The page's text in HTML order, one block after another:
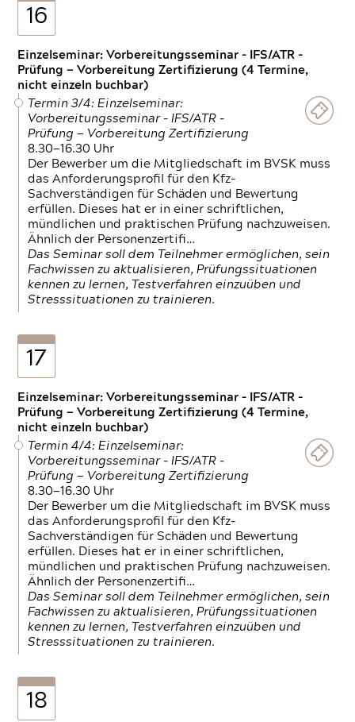
16
Einzelseminar: Vorbereitungsseminar - IFS/ATR -
Prüfung — Vorbereitung Zertifizierung (4 Termine,
nicht einzeln buchbar)
Termin 3/4: Einzelseminar:
Vorbereitungsseminar - IFS/ATR -
Prüfung — Vorbereitung Zertifizierung
8.30—16.30 Uhr
Der Bewerber um die Mitgliedschaft im BVSK muss
das Anforderungsprofil für den Kfz-
Sachverständigen für Schäden und Bewertung
erfüllen. Dieses hat er in einer schriftlichen,
mündlichen und praktischen Prüfung nachzuweisen.
Ähnlich der Personenzertifi…
Das Seminar soll dem Teilnehmer ermöglichen, sein
Fachwissen zu aktualisieren, Prüfungssituationen
kennen zu lernen, Testverfahren einzuüben und
Stresssituationen zu trainieren.
17
Einzelseminar: Vorbereitungsseminar - IFS/ATR -
Prüfung — Vorbereitung Zertifizierung (4 Termine,
nicht einzeln buchbar)
Termin 4/4: Einzelseminar:
Vorbereitungsseminar - IFS/ATR -
Prüfung — Vorbereitung Zertifizierung
8.30—16.30 Uhr
Der Bewerber um die Mitgliedschaft im BVSK muss
das Anforderungsprofil für den Kfz-
Sachverständigen für Schäden und Bewertung
erfüllen. Dieses hat er in einer schriftlichen,
mündlichen und praktischen Prüfung nachzuweisen.
Ähnlich der Personenzertifi…
Das Seminar soll dem Teilnehmer ermöglichen, sein
Fachwissen zu aktualisieren, Prüfungssituationen
kennen zu lernen, Testverfahren einzuüben und
Stresssituationen zu trainieren.
18